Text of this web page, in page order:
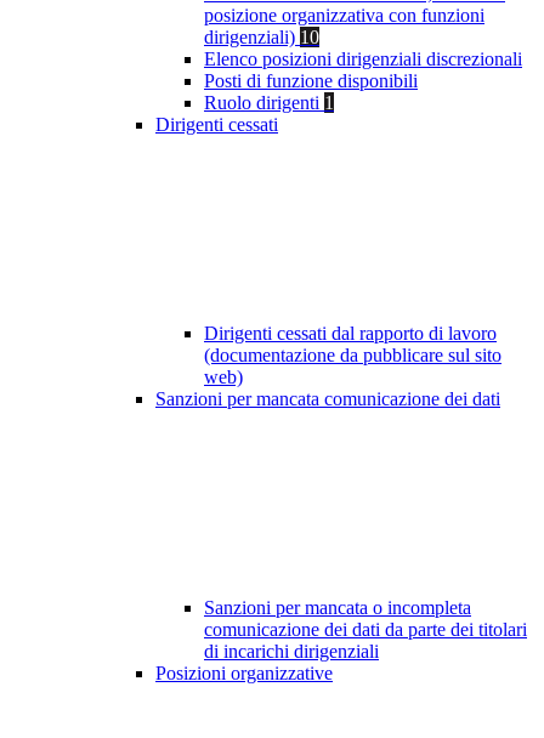
posizione organizzativa con funzioni
dirigenziali) 10
Elenco posizioni dirigenziali discrezionali
Posti di funzione disponibili
Ruolo dirigenti 1
Dirigenti cessati
Dirigenti cessati dal rapporto di lavoro
(documentazione da pubblicare sul sito
web)
Sanzioni per mancata comunicazione dei dati
Sanzioni per mancata o incompleta
comunicazione dei dati da parte dei titolari
di incarichi dirigenziali
Posizioni organizzative